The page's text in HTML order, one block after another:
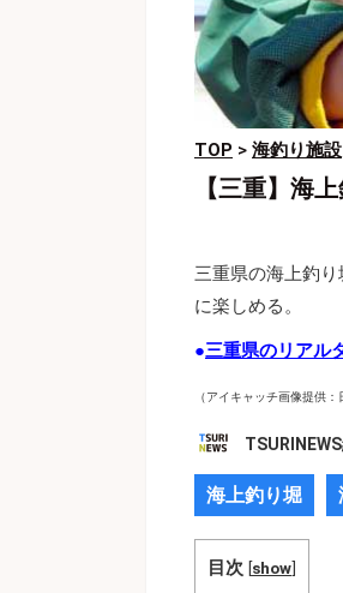
TOP > 海釣り施設
【三重】海
三重県の海上釣
に楽しめる。
●三重県のリアル
（アイキャッチ画像提供：
海上釣り堀
目次 [show]